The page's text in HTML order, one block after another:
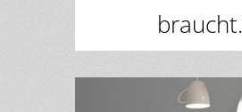
braucht.